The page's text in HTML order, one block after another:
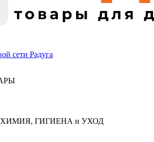
сети Радуга
ГИГИЕНА и УХОД